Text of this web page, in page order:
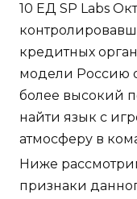
10 ЕД SP Labs
кредитных
модели Россию
более высокий
найти язык с
атмосферу в
Ниже
признаки